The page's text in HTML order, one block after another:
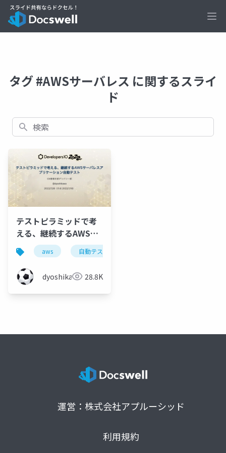
タグ #AWSサーバレス に関するスライ
ド
検索
テストピラミッドで考
える、継続するAWSサ
ーバレスアプリケーシ
ョン自動テスト
aws 自動テスト
dyoshikawa 28.8K
運営：株式会社アプルーシッド
利用規約